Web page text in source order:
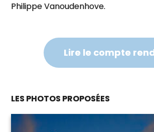
Philippe Vanoudenhove.
Lire le compte
LES PHOTOS PROPOSÉES